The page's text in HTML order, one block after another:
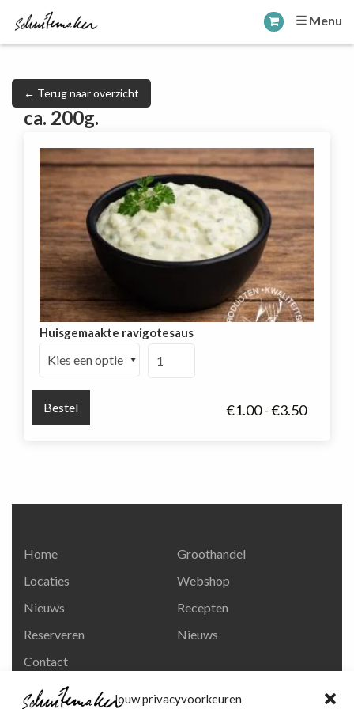
Jouw privacyvoorkeuren
☰ Menu
← Terug naar overzicht
ca. 200g.
Huisgemaakte ravigotesaus
€1.00-€3.50
Bestel
Home
Locaties
Nieuws
Reserveren
Contact
Privacy en
Groothandel
Webshop
Recepten
Nieuws